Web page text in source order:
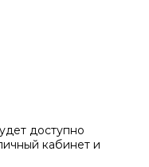
доступно
кабинет и